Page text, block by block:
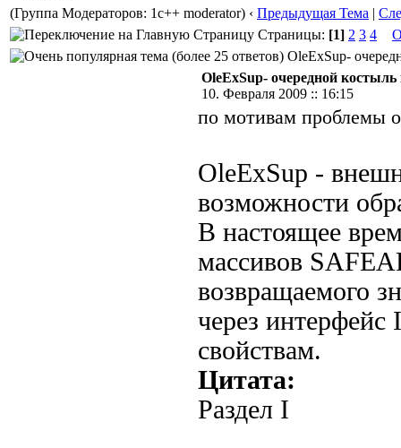
(Группа Модераторов: 1c++ moderator) ‹ Предыдущая Тема |
Страницы: [1] 2 3 4
OleExSup-
OleExSup- очередной костыль
10. Февраля 2009 :: 16:15
по мотивам проблемы
OleExSup -
возможности
В настоящее
массивов
возвращаемого
через
свойствам.
Цитата:
Раздел I